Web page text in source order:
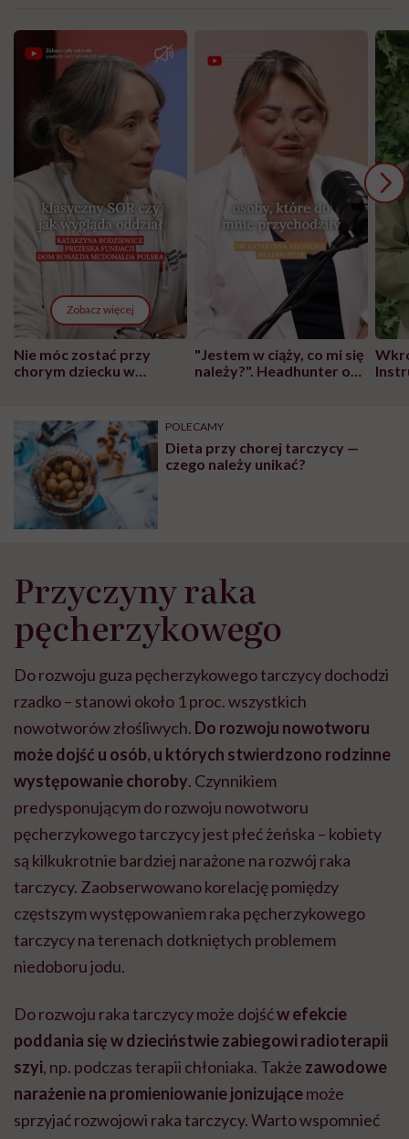
Zobacz więcej
Nie móc zostać przy
chorym dziecku w
może chyba tylko
głupota i brak
wyobraźni"
"Jestem w ciąży, co mi się
należy?". Headhunter o
pracy
POLECAMY
Dieta przy chorej tarczycy —
czego należy unikać?
Przyczyny raka
pęcherzykowego
Do rozwoju guza pęcherzykowego tarczycy dochodzi
rzadko – stanowi około 1 proc. wszystkich
nowotworów złośliwych. Do rozwoju nowotworu
może dojść u osób, u których stwierdzono rodzinne
występowanie choroby. Czynnikiem
predysponującym do rozwoju nowotworu
pęcherzykowego tarczycy jest płeć żeńska – kobiety
są kilkukrotnie bardziej narażone na rozwój raka
tarczycy. Zaobserwowano korelację pomiędzy
częstszym występowaniem raka pęcherzykowego
tarczycy na terenach dotkniętych problemem
niedoboru jodu.
Do rozwoju raka tarczycy może dojśćw efekcie
poddania się w dzieciństwie zabiegowi radioterapii
szyi, np. podczas terapii chłoniaka. Także zawodowe
narażenie na promieniowanie jonizującemoże
sprzyjać rozwojowi raka tarczycy. Warto wspomnieć